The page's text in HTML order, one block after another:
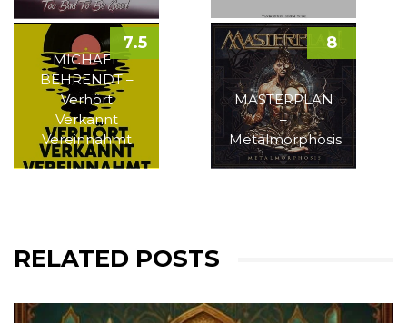
MICHAEL
BEHRENDT –
Verhört
Verkannt
Vereinnahmt
7.5
MASTERPLAN
–
Metalmorphosis
8
RELATED POSTS